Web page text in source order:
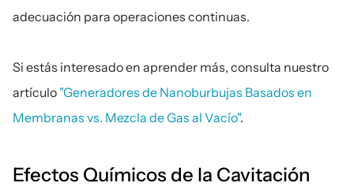
adecuación para operaciones continuas.
Si estás interesado en aprender más, consulta nuestro
artículo "Generadores de Nanoburbujas Basados en
Membranas vs. Mezcla de Gas al Vacío".
Efectos Químicos de la Cavitación